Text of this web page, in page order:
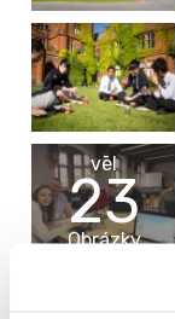
vēl
23
Obrázky